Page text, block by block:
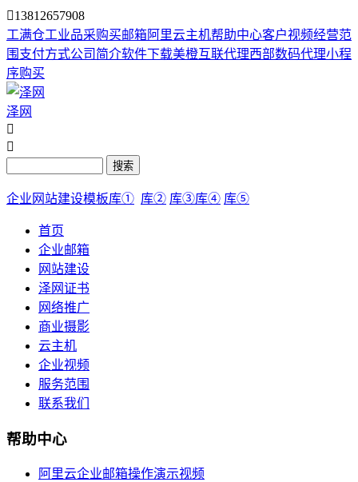
13812657908
工满仓工业品采购买邮箱阿里云主机帮助中心客户视频经营范
围 支付方式公司简介软件下载美橙互联代理西部数码代理小程
序购买
泽网


搜索
企业网站建设模板库① 库② 库③库④ 库⑤
首页
企业邮箱
网站建设
泽网证书
网络推广
商业摄影
云主机
企业视频
服务范围
联系我们
帮助中心
阿里云企业邮箱操作演示视频